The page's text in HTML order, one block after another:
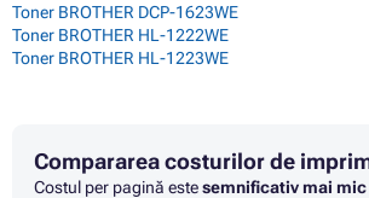
Toner BROTHER DCP-1623WE
Toner BROTHER HL-1222WE
Toner BROTHER HL-1223WE
Compararea costurilor de
Costul per pagină estesemnificativ mai mic